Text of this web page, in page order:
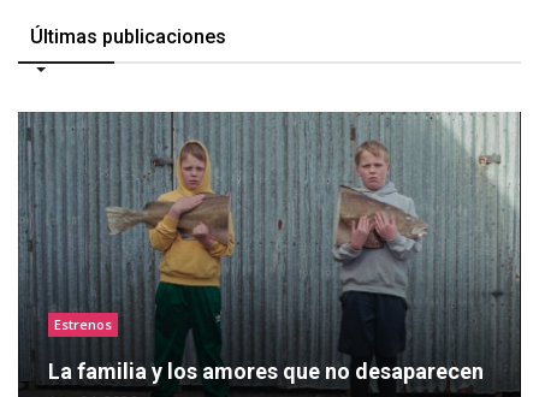
Últimas publicaciones
Estrenos
La familia y los amores que no desaparecen